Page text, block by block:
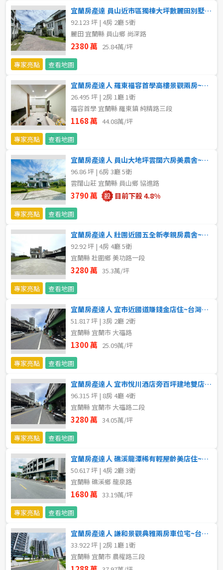
格局
不拘
1房
2房
屋齡
不拘
5-10 年 10-20 年
20-30 年 30-40 年
40 年以上
售價
宜蘭房產達 員山近市區獨棟大坪數麗田別墅~台灣房屋小豬
92.123 坪 | 4房 2廳 5衛
麗田 宜蘭縣 員山鄉 尚深路
2380 萬 25.84萬/坪
專家亮點
查看地圖
宜蘭房產達人 羅東福容首學高樓景觀兩房~台灣房屋小豬
26.495 坪 | 2房 1廳 1衛
福容首學 宜蘭縣 羅東鎮 純精路三段
1168 萬 44.08萬/坪
專家亮點
查看地圖
宜蘭房產達人 員山大地坪雲闊六房美農舍~台灣房屋小豬
96.86 坪 | 6房 3廳 5衛
雲闊山莊 宜蘭縣 員山鄉 協進路
3790 萬 目前下殺 4.8%
專家亮點 查看地圖
宜蘭房產達人 壯圍近國五全新孝親房農舍~台灣房屋小豬
92.92 坪 | 4房 4廳 5衛
宜蘭縣 壯圍鄉 美功路一段
3280 萬 35.3萬/坪
專家亮點
查看地圖
宜蘭房產達人 宜市近國道賺錢金店住~台灣房屋小豬
51.817 坪 | 3房 2廳 2衛
宜蘭縣 宜蘭市 大福路
1300 萬 25.09萬/坪
專家亮點
查看地圖
宜蘭房產達人 宜市悅川酒店旁百坪建地雙店面~台灣房屋小豬
96.315 坪 | 8房 4廳 4衛
宜蘭縣 宜蘭市 大福路二段
3280 萬 34.05萬/坪
專家亮點
查看地圖
宜蘭房產達人 礁溪龍潭稀有輕屋齡美店住~台灣房屋小豬
50.617 坪 | 4房 2廳 3衛
宜蘭縣 礁溪鄉 龍泉路
1680 萬 33.19萬/坪
專家亮點
查看地圖
宜蘭房產達人 謙和景觀典雅兩房車位宅~台灣房屋小豬
33.922 坪 | 2房 1廳 1衛
宜蘭縣 宜蘭市 農權路三段